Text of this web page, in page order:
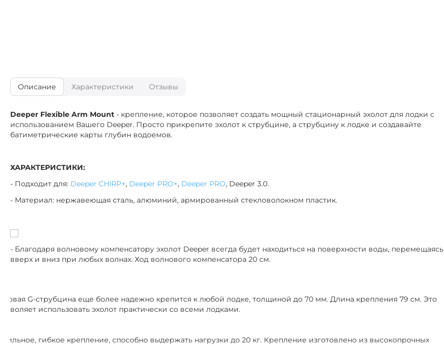
Описание Характеристики Отзывы
Deeper Flexible Arm Mount - крепление, которое позволяет создать мощный стационарный эхолот для лодки с
использованием Вашего Deeper. Просто прикрепите эхолот к струбцине, а струбцину к лодке и создавайте
батиметрические карты глубин водоемов.
ХАРАКТЕРИСТИКИ:
- Подходит для: Deeper CHIRP+, Deeper PRO+, Deeper PRO, Deeper 3.0.
- Материал: нержавеющая сталь, алюминий, армированный стекловолокном пластик.
- Благодаря волновому компенсатору эхолот Deeper всегда будет находиться на поверхности воды, перемещаясь
вверх и вниз при любых волнах. Ход волнового компенсатора 20 см.
Новая G-струбцина еще более надежно крепится к любой лодке, толщиной до 70 мм. Длина крепления 79 см. Это
использовать эхолот практически со всеми лодками.
Сильное, гибкое крепление, способно выдержать нагрузки до 20 кг. Крепление изготовлено из высокопрочных